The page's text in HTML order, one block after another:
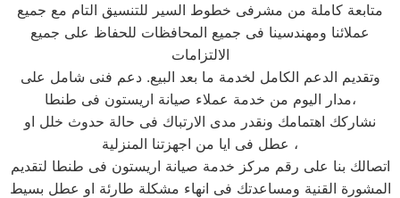
متابعة كاملة من مشرفى خطوط السير للتنسيق التام مع جميع
عملائنا ومهندسينا فى جميع المحافظات للحفاظ على جميع
الالتزامات
وتقديم الدعم الكامل لخدمة ما بعد البيع. دعم فنى شامل على
مدار اليوم من خدمة عملاء صيانة اريستون فى طنطا،
نشاركك اهتمامك ونقدر مدى الارتباك فى حالة حدوث خلل او
عطل فى ايا من اجهزتنا المنزلية ،
اتصالك بنا على رقم مركز خدمة صيانة اريستون فى طنطا لتقديم
المشورة القنية ومساعدتك فى انهاء مشكلة طارئة او عطل بسيط